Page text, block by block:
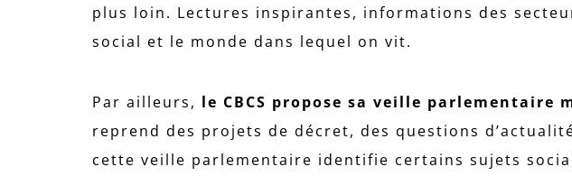
plus loin. Lectures inspirantes, informations des
social et le monde dans lequel on vit.
Par ailleurs, le CBCS propose sa veille parlementaire
reprend des projets de décret, des questions
cette veille parlementaire identifie certains sujets